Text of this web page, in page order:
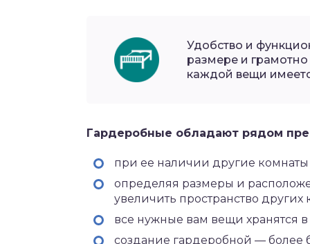
Удобство и
размере и
каждой вещи
Гардеробные обладают рядом
при ее наличии другие
определяя размеры и
увеличить пространство других
все нужные вам вещи хранятся
создание гардеробной — более